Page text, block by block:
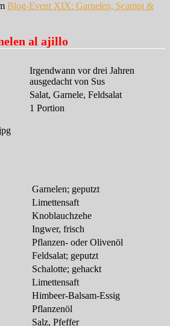
Blog-Event XIX: Garnelen, Scampi &
al ajillo
Irgendwann vor drei Jahren
ausgedacht von Sus
Salat, Garnele, Feldsalat
1 Portion
Garnelen; geputzt
Limettensaft
Knoblauchzehe
Ingwer, frisch
Pflanzen- oder Olivenöl
Feldsalat; geputzt
Schalotte; gehackt
Limettensaft
Himbeer-Balsam-Essig
Pflanzenöl
Salz, Pfeffer